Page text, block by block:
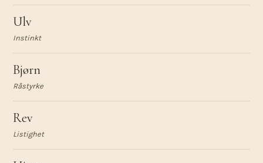
Ulv
Instinkt
Bjørn
Råstyrke
Rev
Listighet